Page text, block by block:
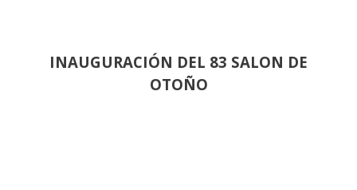
INAUGURACIÓN DEL 83 SALON DE
OTOÑO